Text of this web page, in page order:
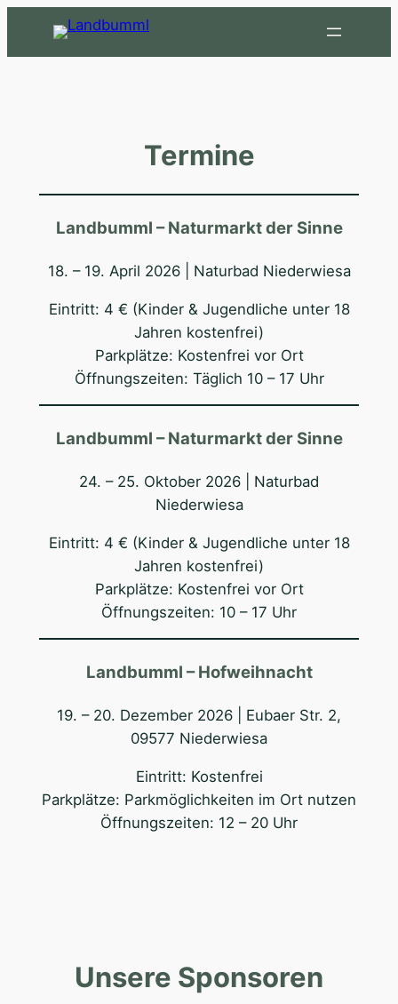
Termine
Landbumml – Naturmarkt der Sinne
18. – 19. April 2026 | Naturbad Niederwiesa
Eintritt: 4 € (Kinder & Jugendliche unter 18
Jahren kostenfrei)
Parkplätze: Kostenfrei vor Ort
Öffnungszeiten: Täglich 10 – 17 Uhr
Landbumml – Naturmarkt der Sinne
24. – 25. Oktober 2026 | Naturbad
Niederwiesa
Eintritt: 4 € (Kinder & Jugendliche unter 18
Jahren kostenfrei)
Parkplätze: Kostenfrei vor Ort
Öffnungszeiten: 10 – 17 Uhr
Landbumml – Hofweihnacht
19. – 20. Dezember 2026 | Eubaer Str. 2,
09577 Niederwiesa
Eintritt: Kostenfrei
Parkplätze: Parkmöglichkeiten im Ort nutzen
Öffnungszeiten: 12 – 20 Uhr
Unsere Sponsoren